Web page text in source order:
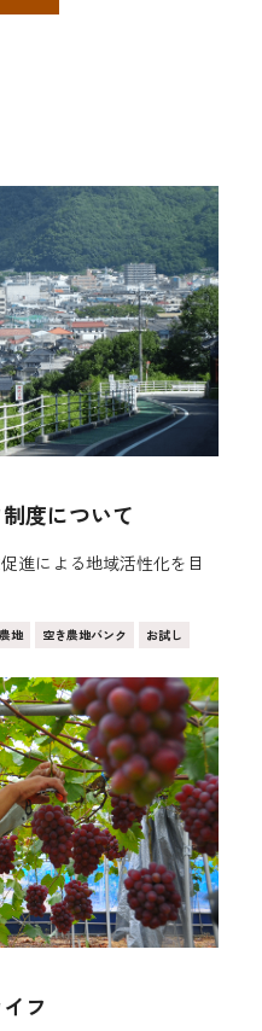
度について
進による地域活性化を目
地 空き農地バンク お試し
フ